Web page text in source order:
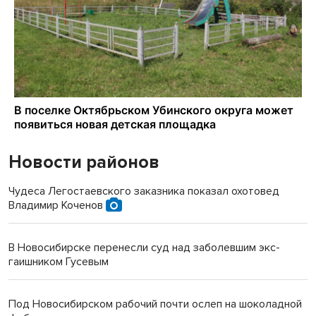
Новости районов
Чудеса Легостаевского заказника показал охотовед
Владимир Коченов
В Новосибирске перенесли суд над заболевшим экс-
гаишником Гусевым
Под Новосибирском рабочий почти ослеп на шоколадной